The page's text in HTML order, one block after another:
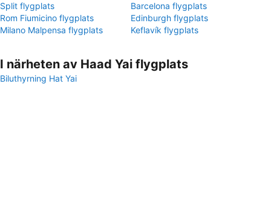
Split flygplats
Barcelona flygplats
Rom Fiumicino flygplats
Edinburgh flygplats
Milano Malpensa flygplats
Keflavík flygplats
I närheten av Haad Yai flygplats
Biluthyrning Hat Yai